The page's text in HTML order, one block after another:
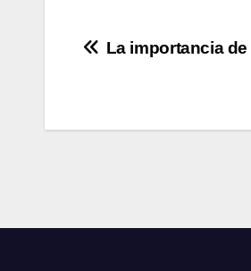
La importancia